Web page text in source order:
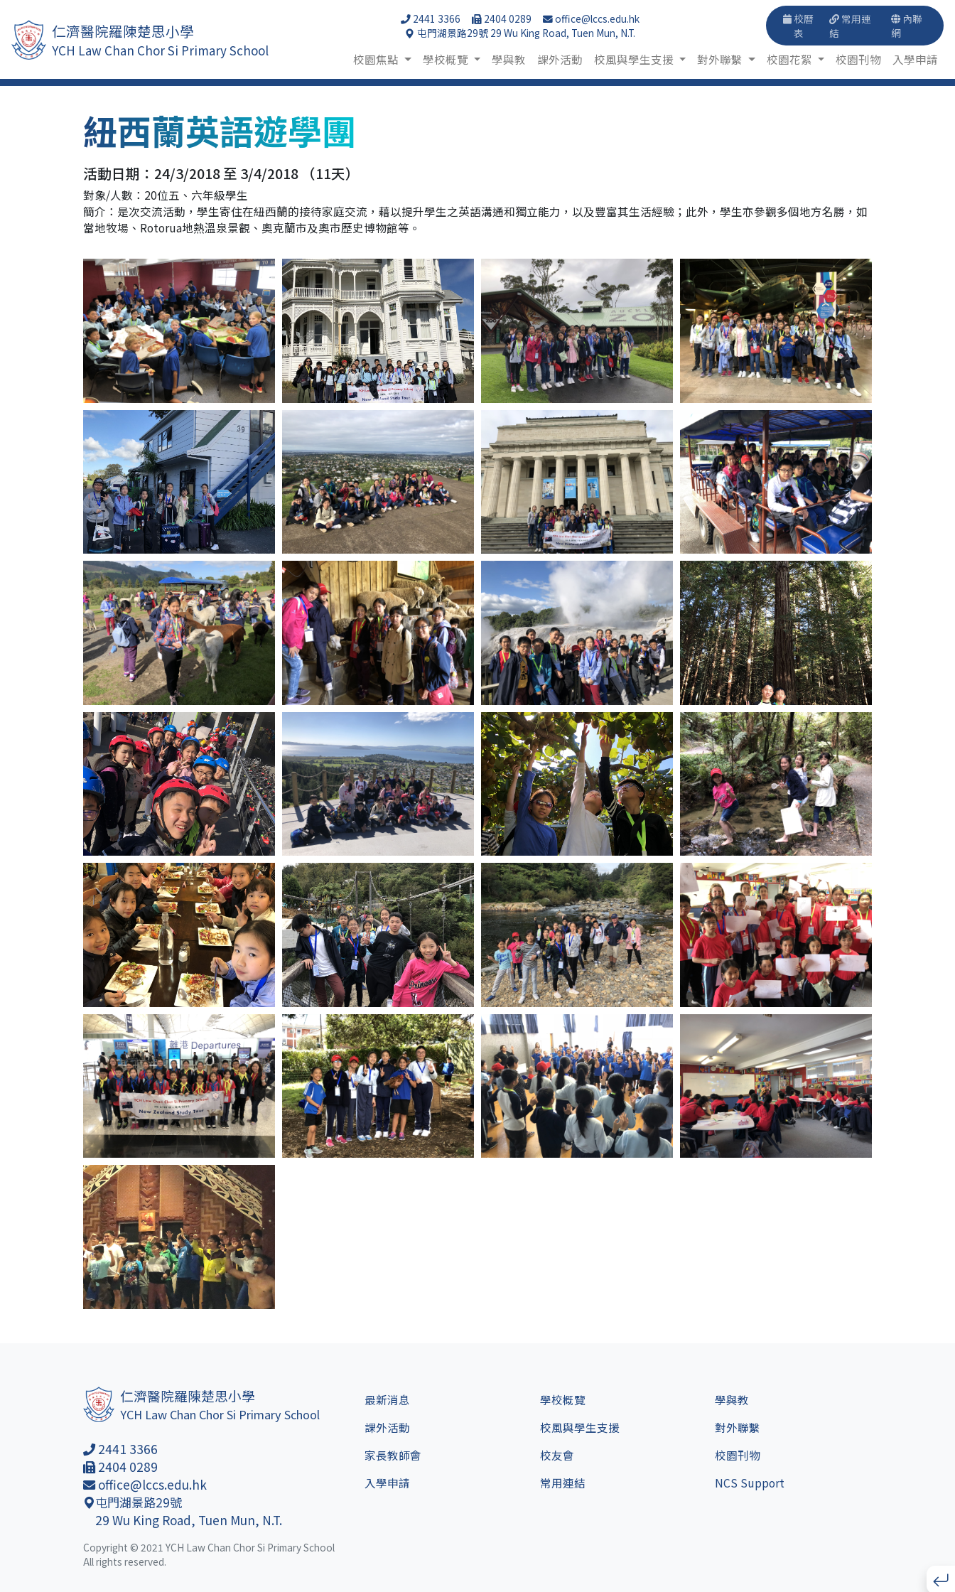
仁濟醫院羅陳楚思小學
YCH Law Chan Chor Si Primary School
2441 3366 2404 0289
office@lccs.edu.hk
屯門湖景路29號 29 Wu King Road, Tuen Mun, N.T.
校曆
表
常用連
結
內聯
網
校園焦點 學校概覽 學與教 課外活動 校風與學生支援 對外聯繫 校園花絮 校園刊物 入學申請
紐西蘭英語遊學團
活動日期：24/3/2018 至 3/4/2018 （11天）
對象/人數：20位五、六年級學生
簡介：是次交流活動，學生寄住在紐西蘭的接待家庭交流，藉以提升學生之英語溝通和獨立能力，以及豐富其生活經驗；此外，學生亦參觀多個地方名勝，如
當地牧場、Rotorua地熱溫泉景觀、奧克蘭市及奧市歷史博物館等。
仁濟醫院羅陳楚思小學
YCH Law Chan Chor Si Primary School
2441 3366
2404 0289
office@lccs.edu.hk
屯門湖景路29號
29 Wu King Road, Tuen Mun, N.T.
最新消息 學校概覽
學與教
課外活動
校風與學生支援
對外聯繫
家長教師會
校友會
校園刊物
入學申請
常用連結 NCS Support
Copyright © 2021 YCH Law Chan Chor Si Primary School
All rights reserved.